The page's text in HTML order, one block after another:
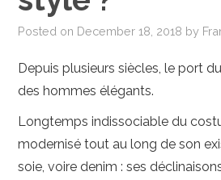
MAISON-DECO
Posted on December 18, 2018 by
Depuis plusieurs siècles, le port
des hommes élégants.
Longtemps indissociable du
modernisé tout au long de son
soie, voire denim : ses